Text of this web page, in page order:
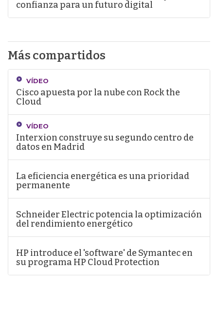
confianza para un futuro digital
Más compartidos
VÍDEO
Cisco apuesta por la nube con Rock the
Cloud
VÍDEO
Interxion construye su segundo centro de
datos en Madrid
La eficiencia energética es una prioridad
permanente
Schneider Electric potencia la optimización
del rendimiento energético
HP introduce el 'software' de Symantec en
su programa HP Cloud Protection